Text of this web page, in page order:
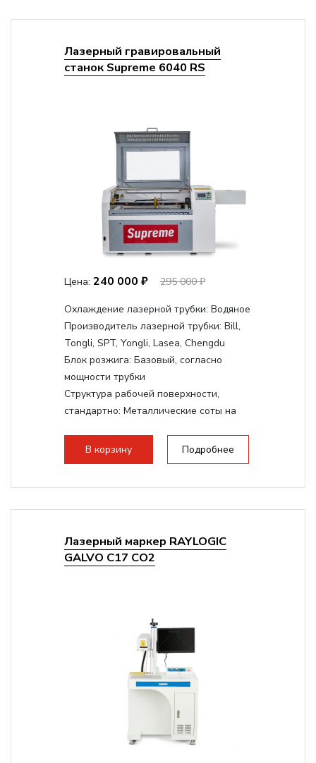
Лазерный гравировальный
станок Supreme 6040 RS
Цена: 240 000 ₽ 295 000 ₽
Охлаждение лазерной трубки: Водяное
Производитель лазерной трубки: Bill,
Tongli, SPT, Yongli, Lasea, Chengdu
Блок розжига: Базовый, согласно
мощности трубки
Структура рабочей поверхности,
стандартно: Металлические соты на
Дисплей:3.5" Цветной TFT LCD
Подъемный стол(ось Z):Винтовой на
20мм, Нижнее отверстие - 200мм
В корзину Подробнее
Лазерный маркер RAYLOGIC
GALVO C17 CO2